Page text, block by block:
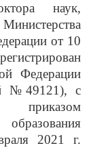
наук,
от 10
Федерации
№49121), с
приказом
2021 г.